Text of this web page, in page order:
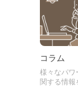
コラム
様々なパワ
関する情報